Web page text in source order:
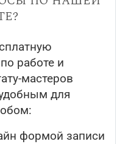
работе и
мастеров
для
формой записи